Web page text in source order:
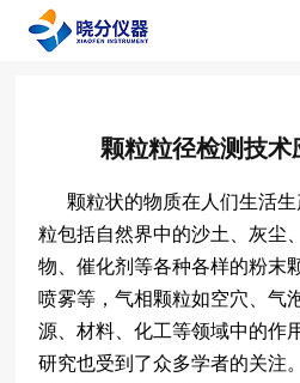
颗粒粒径检测技
颗粒状的物质在人们生活生
粒包括自然界中的沙土、灰尘
物、催化剂等各种各样的粉末
喷雾等，气相颗粒如空穴、气
源、材料、化工等领域中的作
研究也受到了众多学者的关注